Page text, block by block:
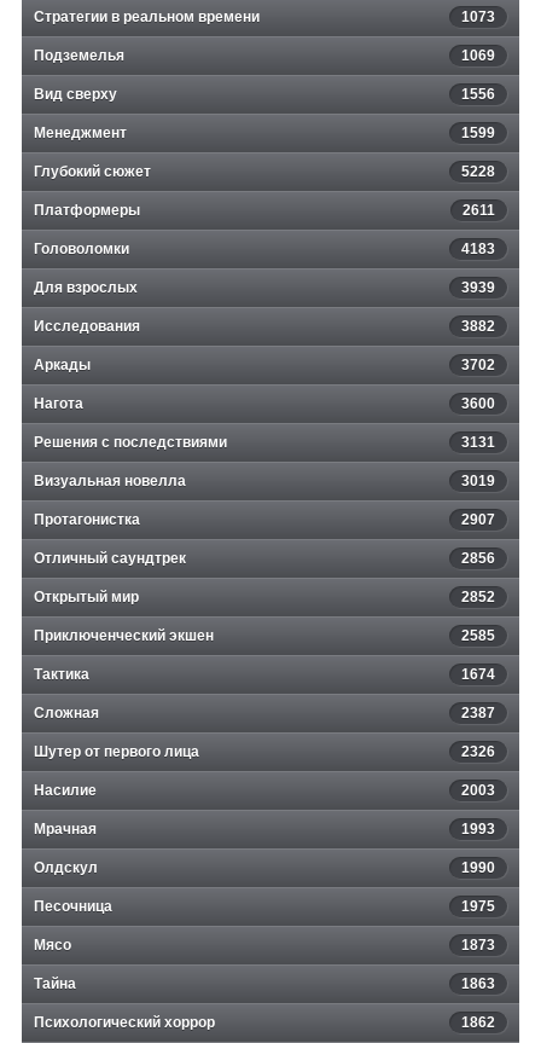
Стратегии в реальном времени 1073
Подземелья 1069
Вид сверху 1556
Менеджмент 1599
Глубокий сюжет 5228
Платформеры 2611
Головоломки 4183
Для взрослых 3939
Исследования 3882
Аркады 3702
Нагота 3600
Решения с последствиями 3131
Визуальная новелла 3019
Протагонистка 2907
Отличный саундтрек 2856
Открытый мир 2852
Приключенческий экшен 2585
Тактика 1674
Сложная 2387
Шутер от первого лица 2326
Насилие 2003
Мрачная 1993
Олдскул 1990
Песочница 1975
Мясо 1873
Тайна 1863
Психологический хоррор 1862